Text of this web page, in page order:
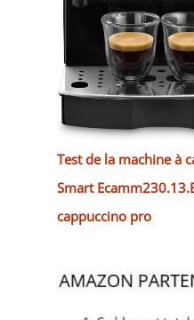
Test de la machine à
Smart
cappuccino pro